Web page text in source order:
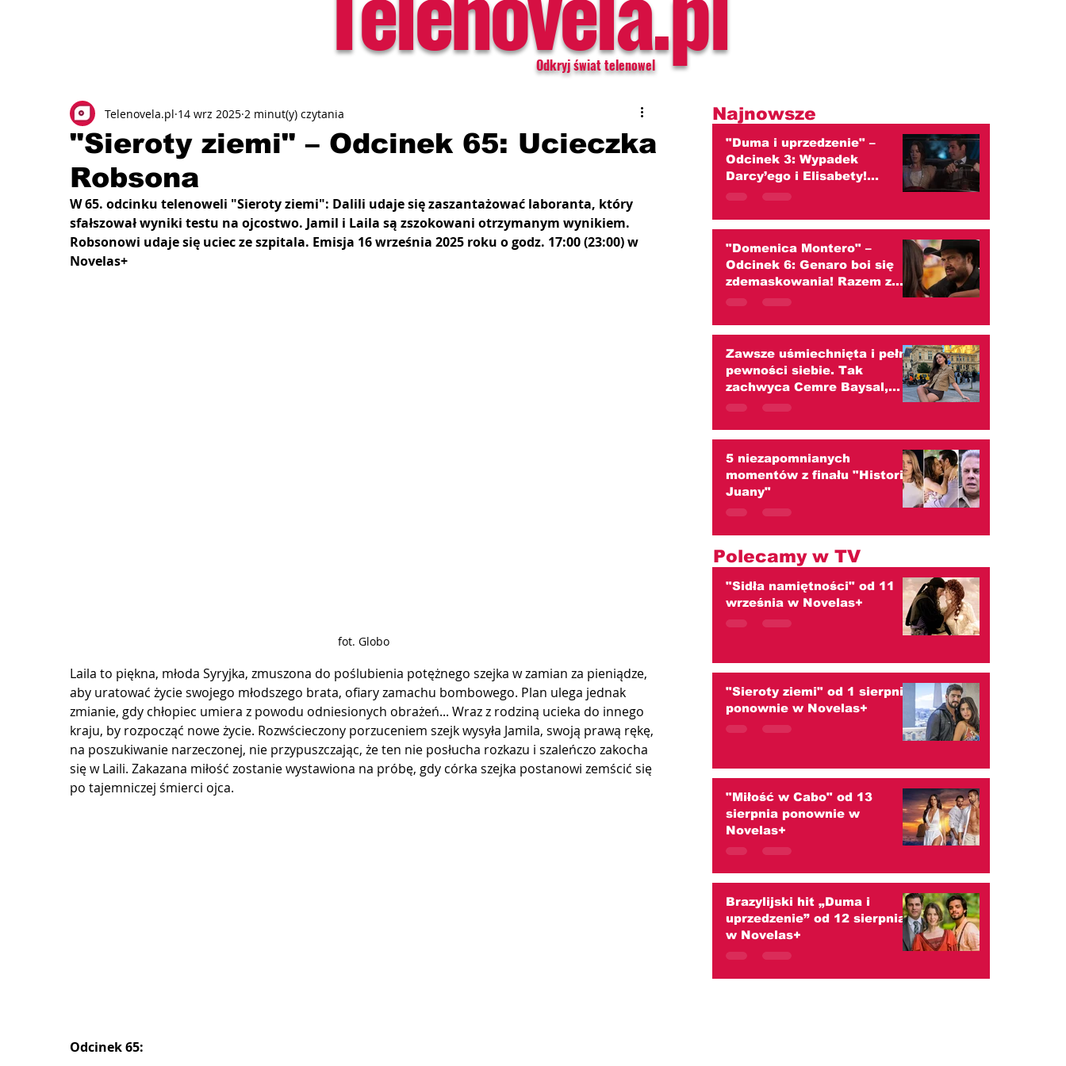
Odkryj świat telenowel
"Sieroty ziemi" – Odcinek 65: Ucieczka
Robsona
Telenovela.pl 14 wrz 2025 2 minut(y) czytania
W 65. odcinku telenoweli "Sieroty ziemi": Dalili udaje się zaszantażować laboranta, który
sfałszował wyniki testu na ojcostwo. Jamil i Laila są zszokowani otrzymanym wynikiem.
Robsonowi udaje się uciec ze szpitala. Emisja 16 września 2025 roku o godz. 17:00 (23:00) w
Novelas+
fot. Globo
Laila to piękna, młoda Syryjka, zmuszona do poślubienia potężnego szejka w zamian za pieniądze,
aby uratować życie swojego młodszego brata, ofiary zamachu bombowego. Plan ulega jednak
zmianie, gdy chłopiec umiera z powodu odniesionych obrażeń... Wraz z rodziną ucieka do innego
kraju, by rozpocząć nowe życie. Rozwścieczony porzuceniem szejk wysyła Jamila, swoją prawą rękę,
na poszukiwanie narzeczonej, nie przypuszczając, że ten nie posłucha rozkazu i szaleńczo zakocha
się w Laili. Zakazana miłość zostanie wystawiona na próbę, gdy córka szejka postanowi zemścić się
po tajemniczej śmierci ojca.
Odcinek 65:
Najnowsze
"Duma i uprzedzenie" –
Odcinek 3: Wypadek
Darcy’ego i Elisabety!
Wspólna wyprawa kończy się
"Domenica Montero" –
Odcinek 6: Genaro boi się
zdemaskowania! Razem z
Kiarą uderza w Doménikę
Zawsze uśmiechnięta i pełna
pewności siebie. Tak
zachwyca Cemre Baysal,
czyli Zeynep z "Róż i
5 niezapomnianych
momentów z finału "Historii
Juany"
Polecamy w TV
"Sidła namiętności" od 11
września w Novelas+
"Sieroty ziemi" od 1 sierpnia
ponownie w Novelas+
"Miłość w Cabo" od 13
sierpnia ponownie w
Novelas+
Brazylijski hit „Duma i
uprzedzenie” od 12 sierpnia
w Novelas+